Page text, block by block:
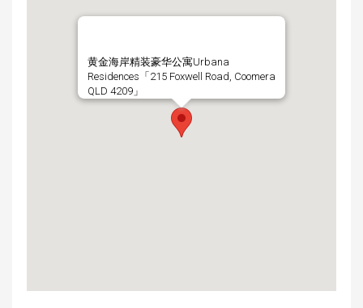
黄金海岸精装豪华公寓Urbana
Residences「215 Foxwell Road, Coomera
QLD 4209」